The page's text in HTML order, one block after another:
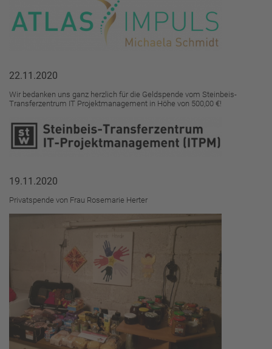
Wir bedanken uns ganz herzlich für die Geldspende vom Steinbeis-
Transferzentrum IT Projektmanagement in Höhe von 500,00 €!
22.11.2020
Privatspende von Frau Rosemarie Herter
19.11.2020